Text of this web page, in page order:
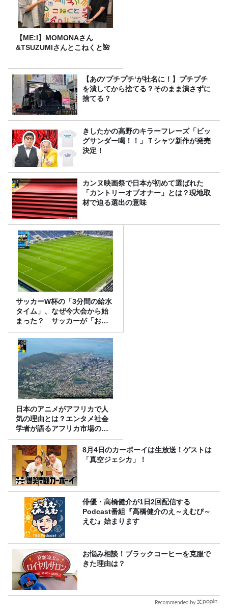
【ME:I】MOMONAさん
&TSUZUMIさんとこねくと🌺
【あの‘プチプチ‘が社名に！】プチプチ
を潰してから捨てる？そのまま潰さずに
捨てる？
きしたかの高野のキラーフレーズ「ビッ
グサンダー喝！！」Ｔシャツ新作が発売
決定！
カンヌ映画祭で日本が初めて選ばれた
「カントリーオブオナー」とは？現地取
材で迫る選出の意味
サッカーW杯の「3分間の給水
タイム」、なぜ今大会から始
まった？ サッカーが「お
金」に変わる仕組み
日本のアニメがアフリカで人
気の理由とは？エンタメ社会
学者が語るアフリカ市場のリ
アル
8月4日のカーボーイは生放送！ゲストは
「真空ジェシカ」！
俳優・高橋健介が1日2回配信する
Podcast番組『高橋健介のえ～えむぴ～
えむ』始まります
お悩み相談！ブラックコーヒーを克服で
きた理由は？
Recommended by